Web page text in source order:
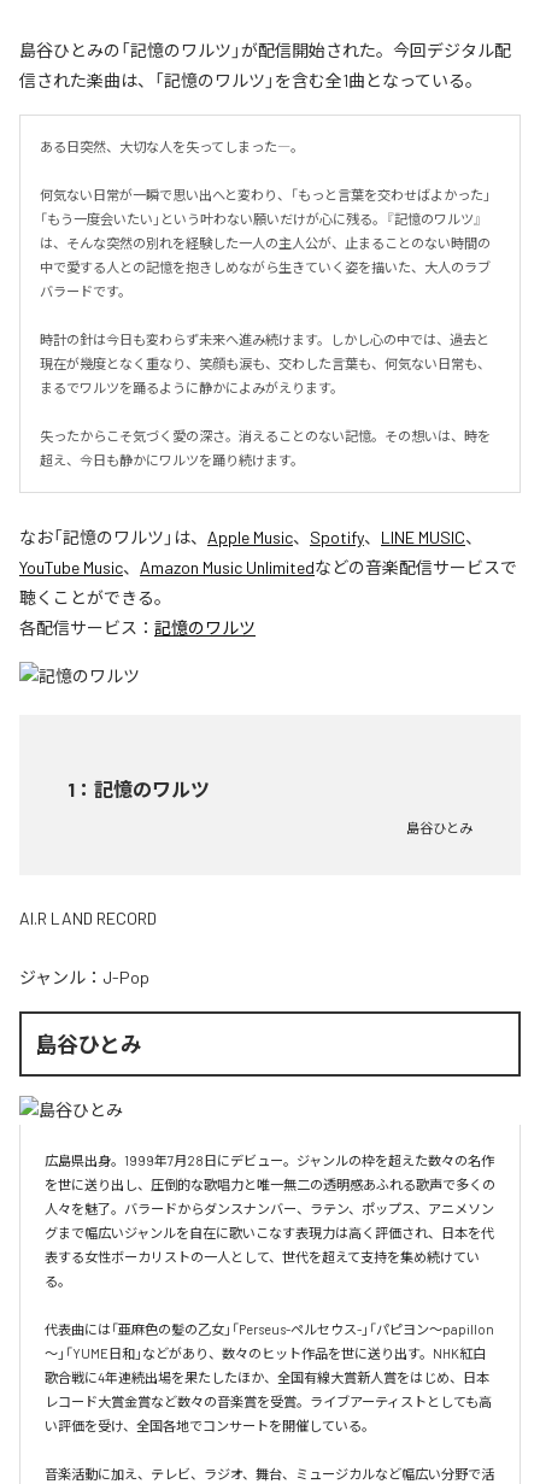
島谷ひとみの「記憶のワルツ」が配信開始された。今回デジタル配
信された楽曲は、「記憶のワルツ」を含む全1曲となっている。
ある日突然、大切な人を失ってしまった―。
何気ない日常が一瞬で思い出へと変わり、「もっと言葉を交わせばよかった」
「もう一度会いたい」という叶わない願いだけが心に残る。『記憶のワルツ』
は、そんな突然の別れを経験した一人の主人公が、止まることのない時間の
中で愛する人との記憶を抱きしめながら生きていく姿を描いた、大人のラブ
バラードです。
時計の針は今日も変わらず未来へ進み続けます。しかし心の中では、過去と
現在が幾度となく重なり、笑顔も涙も、交わした言葉も、何気ない日常も、
まるでワルツを踊るように静かによみがえります。
失ったからこそ気づく愛の深さ。消えることのない記憶。その想いは、時を
超え、今日も静かにワルツを踊り続けます。
なお「記憶のワルツ 」は、 Apple Music、 Spotify、 LINE MUSIC、
YouTube Music、 Amazon Music Unlimitedなどの音楽配信サービスで
聴くことができる。
各配信サービス： 記憶のワルツ
1 ： 記憶のワルツ
島谷ひとみ
AI.R LAND RECORD
ジャンル： J-Pop
島谷ひとみ
広島県出身。1999年7月28日にデビュー。ジャンルの枠を超えた数々の名作
を世に送り出し、圧倒的な歌唱力と唯一無二の透明感あふれる歌声で多くの
人々を魅了。バラードからダンスナンバー、ラテン、ポップス、アニメソン
グまで幅広いジャンルを自在に歌いこなす表現力は高く評価され、日本を代
表する女性ボーカリストの一人として、世代を超えて支持を集め続けてい
る。
代表曲には「亜麻色の髪の乙女」「Perseus-ペルセウス-」「パピヨン～papillon
～」「YUME日和」などがあり、数々のヒット作品を世に送り出す。NHK紅白
歌合戦に4年連続出場を果たしたほか、全国有線大賞新人賞をはじめ、日本
レコード大賞金賞など数々の音楽賞を受賞。ライブアーティストとしても高
い評価を受け、全国各地でコンサートを開催している。
音楽活動に加え、テレビ、ラジオ、舞台、ミュージカルなど幅広い分野で活